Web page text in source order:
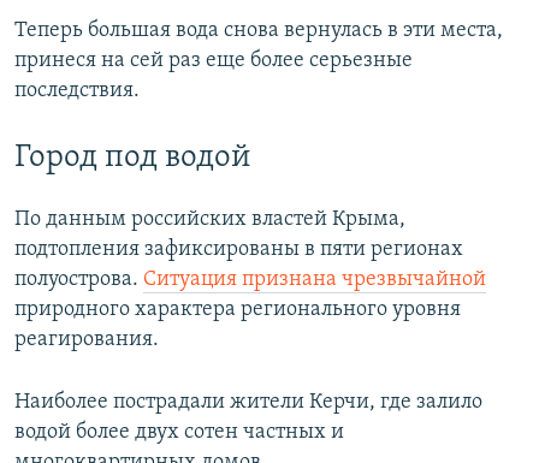
Теперь большая вода снова вернулась в эти места,
принеся на сей раз еще более серьезные
последствия.
Город под водой
По данным российских властей Крыма,
подтопления зафиксированы в пяти регионах
полуострова. Ситуация признана чрезвычайной
природного характера регионального уровня
реагирования.
Наиболее пострадали жители Керчи, где залило
водой более двух сотен частных и